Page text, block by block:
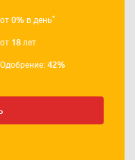
от 0% в день*
от 18 лет
Одобрение: 42%